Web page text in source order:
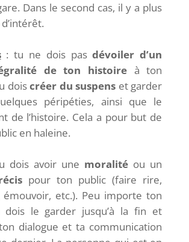
Dans le second cas, il y a plus
: tu ne dois pasdévoiler d’un
de ton histoire à ton
doiscréer du suspens et garder
péripéties, ainsi que le
de l’histoire. Cela a pour but de
en haleine.
dois avoir une moralité ou un
pour ton public (faire rire,
émouvoir, etc.). Peu importe ton
dois le garder jusqu’à la fin et
dialogue et ta communication